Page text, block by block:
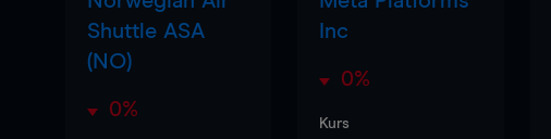
Shuttle ASA
(NO)
0%
Inc
0%
Kurs